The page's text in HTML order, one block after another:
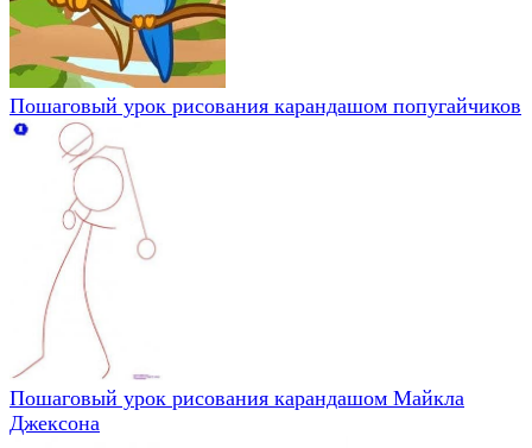
Пошаговый урок рисования карандашом попугайчиков
Пошаговый урок рисования карандашом Майкла
Джексона